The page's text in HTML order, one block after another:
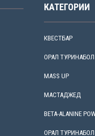
КАТЕГОРИИ
КВЕСТБАР
ОРАЛ ТУРИНАБОЛ
MASS UP
МАСТАДЖЕД
BETA-ALANINE
ОРАЛ ТУРИНАБОЛ